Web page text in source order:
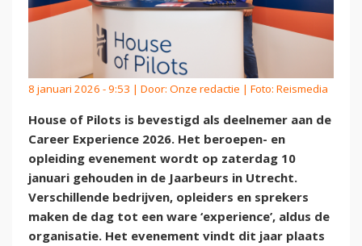
8 januari 2026 - 9:53 | Door: Onze redactie | Foto: Reismedia
House of Pilots is bevestigd als deelnemer aan de
Career Experience 2026. Het beroepen- en
opleiding evenement wordt op zaterdag 10
januari gehouden in de Jaarbeurs in Utrecht.
Verschillende bedrijven, opleiders en sprekers
maken de dag tot een ware ‘experience’, aldus de
organisatie. Het evenement vindt dit jaar plaats